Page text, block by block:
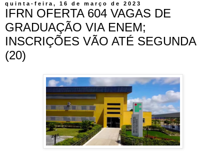
quinta-feira, 16 de março de 2023
IFRN OFERTA 604 VAGAS DE
GRADUAÇÃO VIA ENEM;
INSCRIÇÕES VÃO ATÉ SEGUNDA
(20)